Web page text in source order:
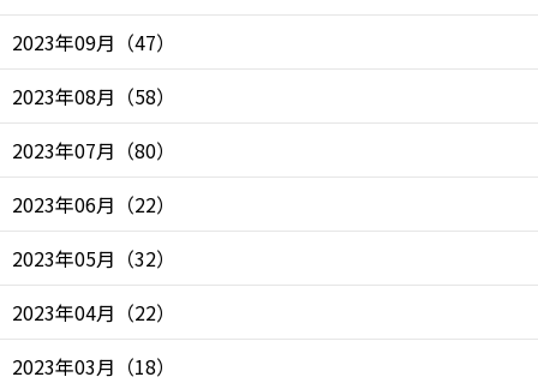
2023年09月 （47）
2023年08月 （58）
2023年07月 （80）
2023年06月 （22）
2023年05月 （32）
2023年04月 （22）
2023年03月 （18）